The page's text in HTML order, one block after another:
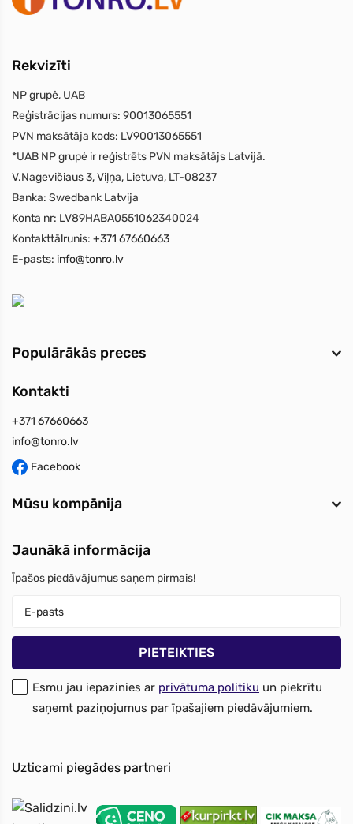
Rekvizīti
NP grupė, UAB
Reģistrācijas numurs: 90013065551
PVN maksātāja kods: LV90013065551
*UAB NP grupė ir reģistrēts PVN maksātājs Latvijā.
V.Nagevičiaus 3, Viļņa, Lietuva, LT-08237
Banka: Swedbank Latvija
Konta nr: LV89HABA0551062340024
Kontakttālrunis: +371 67660663
E-pasts: info@tonro.lv
Populārākās preces
Kontakti
+371 67660663
info@tonro.lv
Facebook
Mūsu kompānija
Jaunākā informācija
Īpašos piedāvājumus saņem pirmais!
Esmu jau iepazinies ar privātuma politiku un piekrītu
saņemt paziņojumus par īpašajiem piedāvājumiem.
Uzticami piegādes partneri